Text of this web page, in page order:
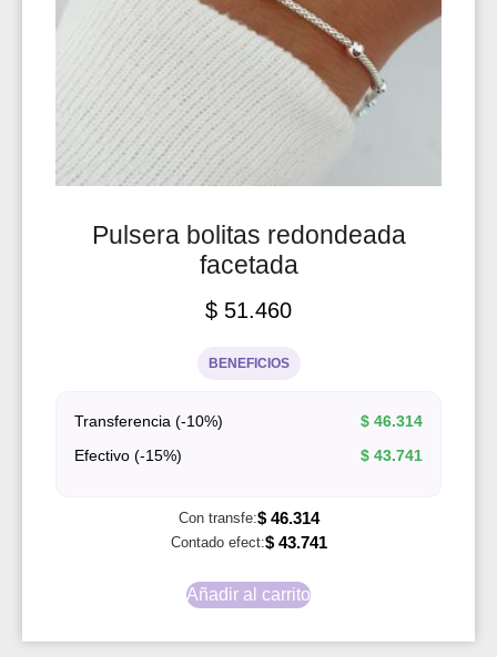
Pulsera bolitas redondeada
facetada
$ 51.460
BENEFICIOS
Transferencia (-10%) $ 46.314
Efectivo (-15%)
$ 43.741
Con transfe:$46.314
Contado efect:$43.741
Añadir al carrito